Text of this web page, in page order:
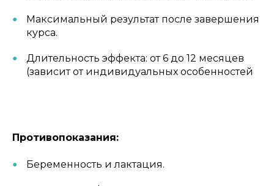
Максимальный результат после завершения
курса.
Длительность эффекта: от 6 до 12 месяцев
(зависит от индивидуальных особенностей
Противопоказания:
Беременность и лактация.